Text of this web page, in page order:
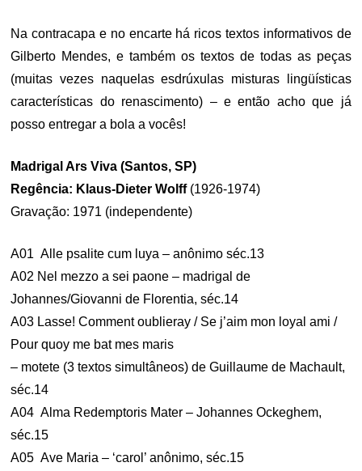
Na contracapa e no encarte há ricos textos informativos de
Gilberto Mendes, e também os textos de todas as peças
(muitas vezes naquelas esdrúxulas misturas lingüísticas
características do renascimento) – e então acho que já
posso entregar a bola a vocês!
Madrigal Ars Viva (Santos, SP)
Regência: Klaus-Dieter Wolff (1926-1974)
Gravação: 1971 (independente)
A01 Alle psalite cum luya – anônimo séc.13
A02 Nel mezzo a sei paone – madrigal de
Johannes/Giovanni de Florentia, séc.14
A03 Lasse! Comment oublieray / Se j’aim mon loyal ami /
Pour quoy me bat mes maris
– motete (3 textos simultâneos) de Guillaume de Machault,
séc.14
A04 Alma Redemptoris Mater – Johannes Ockeghem,
séc.15
A05 Ave Maria – ‘carol’ anônimo, séc.15